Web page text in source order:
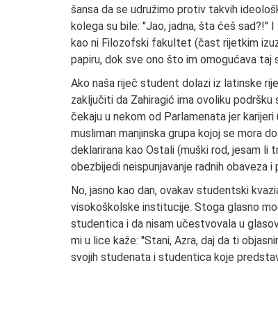
šansa da se udružimo protiv takvih
kolega su bile: ''Jao, jadna, šta ćeš sad?!''
kao ni Filozofski fakultet (čast rijetkim
papiru, dok sve ono što im omogućava taj
Ako naša riječ student dolazi iz latinske
zaključiti da Zahiragić ima ovoliku
čekaju u nekom od Parlamenata jer
musliman manjinska grupa kojoj se mora
deklarirana kao Ostali (muški rod, jesam li
obezbijedi neispunjavanje radnih
No, jasno kao dan, ovakav studentski
visokoškolske institucije. Stoga glasno
studentica i da nisam učestvovala u
mi u lice kaže: ''Stani, Azra, daj da ti
svojih studenata i studentica koje